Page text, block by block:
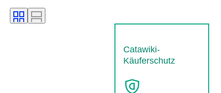
Catawiki-
Käuferschutz